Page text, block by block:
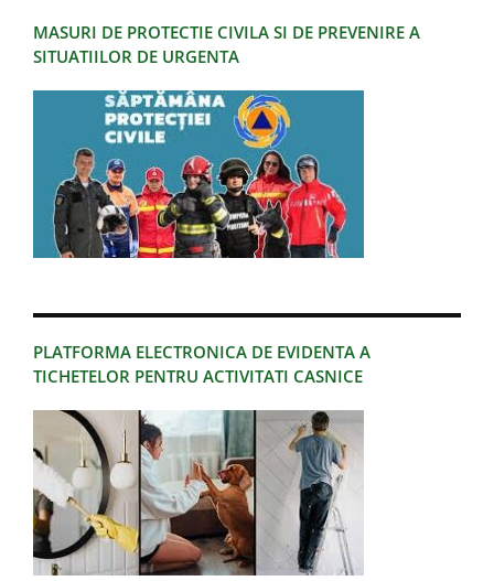
MASURI DE PROTECTIE CIVILA SI DE PREVENIRE A
SITUATIILOR DE URGENTA
PLATFORMA ELECTRONICA DE EVIDENTA A
TICHETELOR PENTRU ACTIVITATI CASNICE